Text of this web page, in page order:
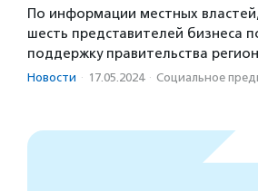
По информации местных
шесть представителей бизнеса
поддержку правительства
Новости · 17.05.2024 · Социальное